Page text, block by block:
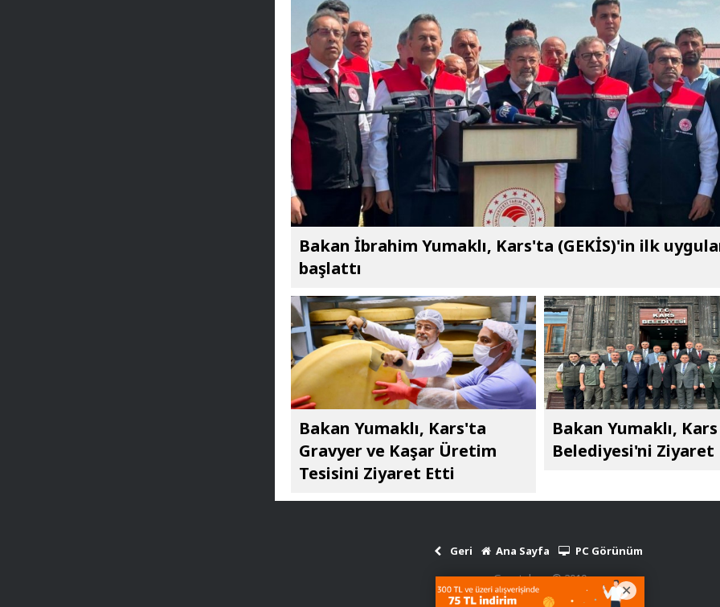
Bakan İbrahim Yumaklı, Kars'ta (GEKİS)'in ilk
başlattı
Bakan Yumaklı, Kars'ta
Gravyer ve Kaşar Üretim
Tesisini Ziyaret Etti
Bakan Yumaklı, Kars
Belediyesi'ni
Geri Ana Sayfa
PC Görünüm
Gazetekars © 2010
Haber Scripti